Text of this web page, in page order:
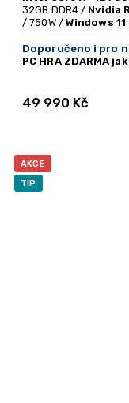
49 990 Kč
32GB DDR4 / Nvidia
/ 750W / Windows 11
Doporučeno i pro
PC HRA ZDARMA
Kingdom
5
- akce platí do
ASUS se
Extrémní herní PC - s
AKCE
TIP